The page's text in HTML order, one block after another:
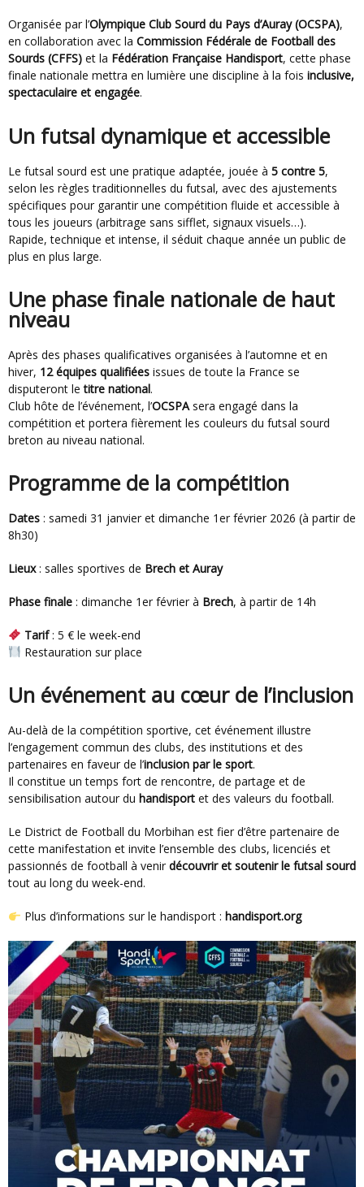
Organisée par l’Olympique Club Sourd du Pays d’Auray (OCSPA),
en collaboration avec la Commission Fédérale de Football des
Sourds (CFFS) et la Fédération Française Handisport, cette phase
finale nationale mettra en lumière une discipline à la fois inclusive,
spectaculaire et engagée.
Un futsal dynamique et accessible
Le futsal sourd est une pratique adaptée, jouée à 5 contre 5,
selon les règles traditionnelles du futsal, avec des ajustements
spécifiques pour garantir une compétition fluide et accessible à
tous les joueurs (arbitrage sans sifflet, signaux visuels…).
Rapide, technique et intense, il séduit chaque année un public de
plus en plus large.
Une phase finale nationale de haut
niveau
Après des phases qualificatives organisées à l’automne et en
hiver, 12 équipes qualifiées issues de toute la France se
disputeront letitre national.
Club hôte de l’événement, l’OCSPAsera engagé dans la
compétition et portera fièrement les couleurs du futsal sourd
breton au niveau national.
Programme de la compétition
Dates : samedi 31 janvier et dimanche 1er février 2026 (à partir de
8h30)
Lieux: salles sportives de Brech et Auray
Phase finale : dimanche 1er février à Brech, à partir de 14h
Tarif: 5 € le week-end
Restauration sur place
Un événement au cœur de l’inclusion
Au-delà de la compétition sportive, cet événement illustre
l’engagement commun des clubs, des institutions et des
partenaires en faveur de l’inclusion par le sport.
Il constitue un temps fort de rencontre, de partage et de
sensibilisation autour du handisport et des valeurs du football.
Le District de Football du Morbihan est fier d’être partenaire de
cette manifestation et invite l’ensemble des clubs, licenciés et
passionnés de football à venir découvrir et soutenir le futsal sourd
tout au long du week-end.
Plus d’informations sur le handisport : handisport.org